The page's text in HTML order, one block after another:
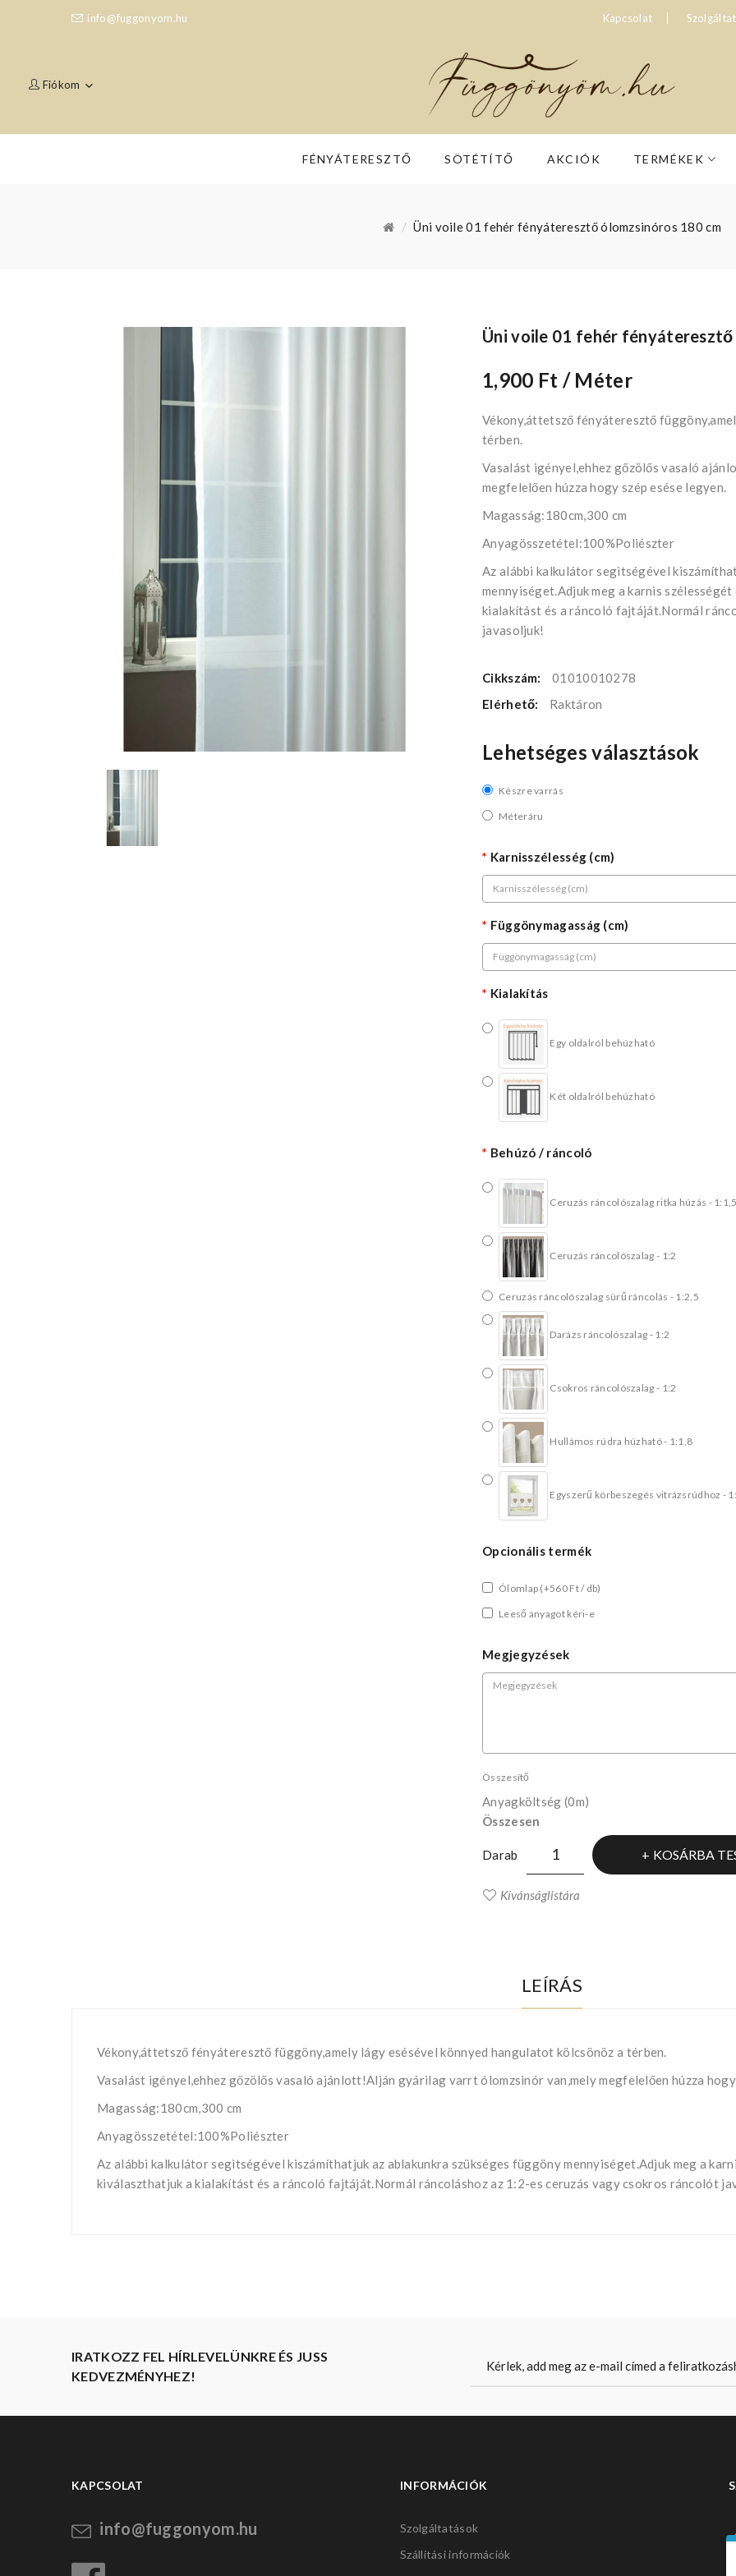
info@fuggonyom.hu Kapcsolat
Fiókom
FÉNYÁTERESZTŐ SÖTÉTÍTŐ AKCIÓK TERMÉKEK
Üni voile 01 fehér fényáteresztő ólomzsinóros 180 cm
Üni voile 01 fehér
1,900 Ft / Méter
Vékony,áttetsző fényáteresztő
térben.
Vasalást igényel,ehhez gőzölős vasaló
megfelelően húzza hogy szép esése legyen.
Magasság:180cm,300 cm
Anyagösszetétel:100%Poliészter
Az alábbi kalkulátor segìtségével
mennyiséget.Adjuk meg a karnis
kialakítást és a ráncoló fajtáját.Normál
javasoljuk!
Cikkszám:
01010010278
Elérhető:
Raktáron
Lehetséges választások
Készre varrás
Méteráru
Karnisszélesség (cm)
Függönymagasság (cm)
Kialakítás
Egy oldalról behúzható
Két oldalról behúzható
Behúzó / ráncoló
Ceruzás ráncolószalag ritka húzás - 1:1,5
Ceruzás ráncolószalag - 1:2
Ceruzás ráncolószalag sürű ráncolás - 1:2,5
Darázs ráncolószalag - 1:2
Csokros ráncolószalag - 1:2
Hullámos rúdra húzható - 1:1,8
Egyszerű körbeszegés vitrázsrúdhoz -
Opcionális termék
Ólomlap (+560 Ft / db)
Leeső anyagot kéri-e
Megjegyzések
Összesítő
Anyagköltség (0m)
Összesen
Darab KOSÁRBA
Kívánságlistára
LEÍRÁS
Vékony,áttetsző fényáteresztő függöny,amely lágy esésével könnyed hangulatot kölcsönöz a térben.
Vasalást igényel,ehhez gőzölős vasaló ajánlott!Alján gyárilag varrt ólomzsinór van,mely megfelelően húzza hogy
Magasság:180cm,300 cm
Anyagösszetétel:100%Poliészter
Az alábbi kalkulátor segìtségével kiszámíthatjuk az ablakunkra szükséges függöny mennyiséget.Adjuk meg a
kiválaszthatjuk a kialakítást és a ráncoló fajtáját.Normál ráncoláshoz az 1:2-es ceruzás vagy csokros ráncolót
IRATKOZZ FEL HÍRLEVELÜNKRE ÉS JUSS
KEDVEZMÉNYHEZ!
KAPCSOLAT
info@fuggonyom.hu
INFORMÁCIÓK
Szolgáltatások
Szállítási információk